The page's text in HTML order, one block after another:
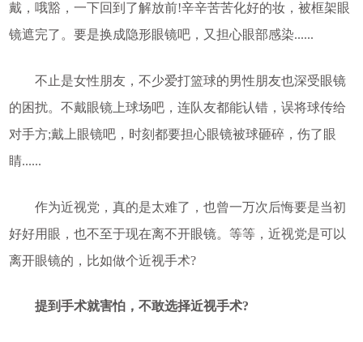
戴，哦豁，一下回到了解放前!辛辛苦苦化好的妆，被框架眼
镜遮完了。要是换成隐形眼镜吧，又担心眼部感染......
不止是女性朋友，不少爱打篮球的男性朋友也深受眼镜
的困扰。不戴眼镜上球场吧，连队友都能认错，误将球传给
对手方;戴上眼镜吧，时刻都要担心眼镜被球砸碎，伤了眼
睛......
作为近视党，真的是太难了，也曾一万次后悔要是当初
好好用眼，也不至于现在离不开眼镜。等等，近视党是可以
离开眼镜的，比如做个近视手术?
提到手术就害怕，不敢选择近视手术?